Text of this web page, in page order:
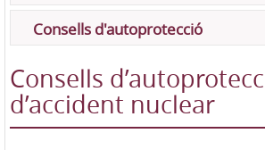
Consells d'autoprotecció
Consells
d’accident nuclear